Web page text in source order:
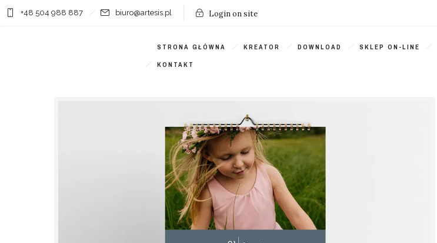
+48 504 988 887 biuro@artesis.pl Login on site
STRONA GŁÓWNA KREATOR DOWNLOAD SKLEP ON-LINE
KONTAKT